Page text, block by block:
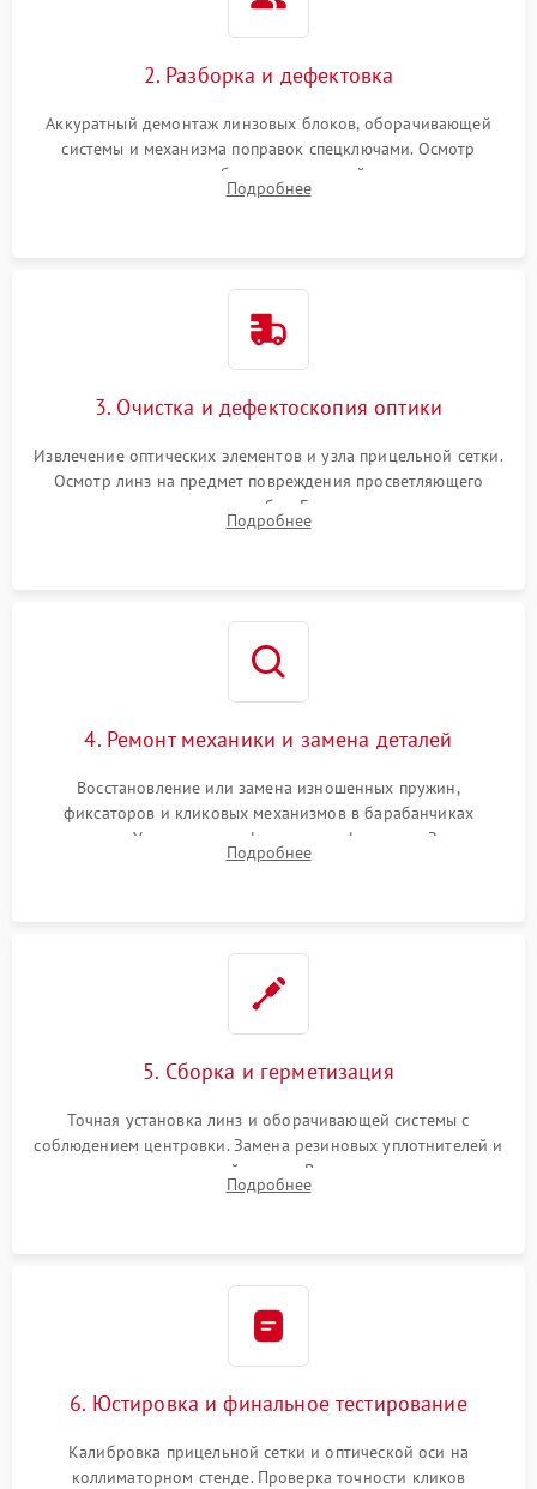
2. Разборка и дефектовка
Аккуратный демонтаж линзовых блоков, оборачивающей
системы и механизма поправок спецключами. Осмотр
внутренних резьбовых соединений, пружин и
уплотнительных колец. Поиск причин люфта, смещения
Подробнее
3. Очистка и дефектоскопия оптики
Извлечение оптических элементов и узла прицельной сетки.
Осмотр линз на предмет повреждения просветляющего
покрытия или появления грибка. Бережная очистка стекол
спецрастворами. Проверка целостности гравированной
Подробнее
4. Ремонт механики и замена деталей
Восстановление или замена изношенных пружин,
фиксаторов и кликовых механизмов в барабанчиках
поправок. Устранение люфтов в трансфокаторе. Замена
поврежденных линз, разбитой сетки или восстановление
Подробнее
5. Сборка и герметизация
Точная установка линз и оборачивающей системы с
соблюдением центровки. Замена резиновых уплотнителей и
нанесение влагозащитной смазки. Вакуумирование корпуса
и заполнение его осушенным азотом или аргоном для
Подробнее
6. Юстировка и финальное тестирование
Калибровка прицельной сетки и оптической оси на
коллиматорном стенде. Проверка точности кликов